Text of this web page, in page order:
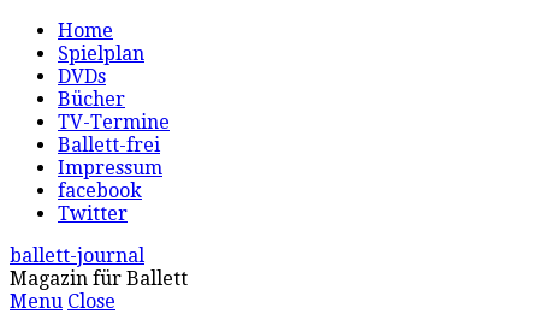
Home
Spielplan
DVDs
Bücher
TV-Termine
Ballett-frei
Impressum
facebook
Twitter
ballett-journal
Magazin für Ballett
Menu Close